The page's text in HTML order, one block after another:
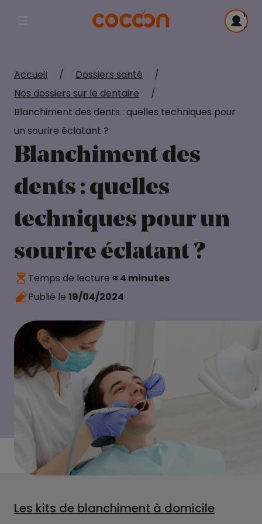
Afficher la navigation principale
Me
Accueil / Dossiers santé
/
Nos dossiers sur le dentaire
/
Blanchiment des dents : quelles techniques pour
un sourire éclatant ?
Blanchiment des
dents : quelles
techniques pour un
sourire éclatant ?
Temps de lecture ≈ 4 minutes
Publié le 19/04/2024
Les kits de blanchiment à domicile